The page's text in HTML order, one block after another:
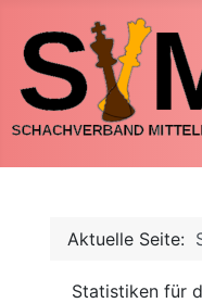
Aktuelle Seite:
Statistiken für